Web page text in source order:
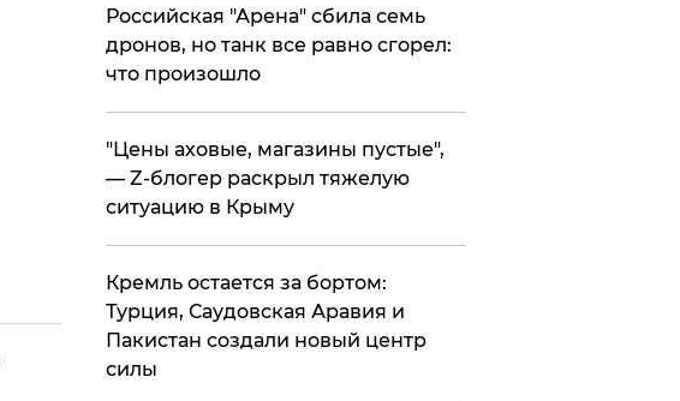
​Российская "Арена" сбила семь
дронов, но танк все равно сгорел:
что произошло
​"Цены аховые, магазины пустые",
— Z-блогер раскрыл тяжелую
ситуацию в Крыму
​Кремль остается за бортом:
Турция, Саудовская Аравия и
Пакистан создали новый центр
силы